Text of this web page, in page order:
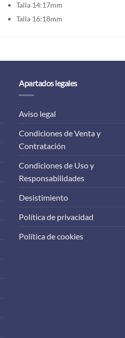
Talla 14:17mm
Talla 16:18mm
Apartados legales
Aviso legal
Condiciones de Venta y
Contratación
Condiciones de Uso y
Responsabilidades
Desistimiento
Política de privacidad
Política de cookies